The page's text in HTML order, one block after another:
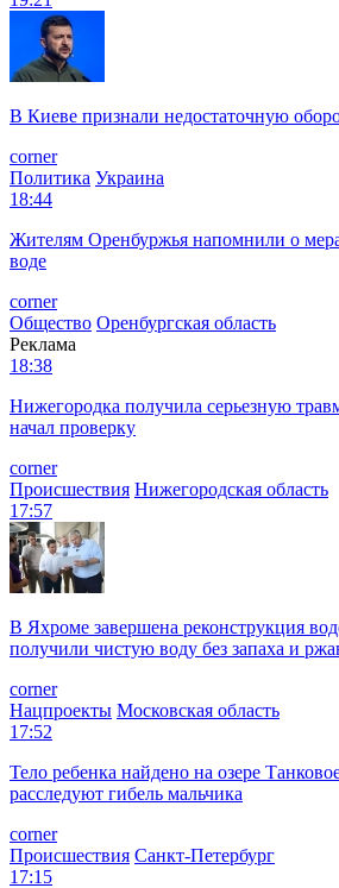
В Киеве признали недостаточную
corner
Политика Украина
18:44
Жителям Оренбуржья напомнили о
воде
corner
Общество Оренбургская область
Реклама
18:38
Нижегородка получила серьезную
начал проверку
corner
Происшествия Нижегородская область
17:57
В Яхроме завершена реконструкция
получили чистую воду без запаха и
corner
Нацпроекты Московская область
17:52
Тело ребенка найдено на озере
расследуют гибель мальчика
corner
Происшествия Санкт-Петербург
17:15